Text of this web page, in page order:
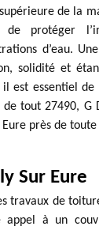
de la
de protéger
d’eau.
solidité et
est essentiel de
tout 27490, G
près de
Sur Eure
travaux de
à un